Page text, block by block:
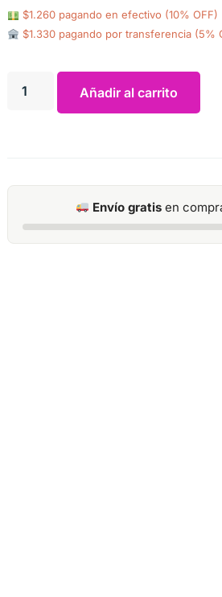
$1.260 pagando en efectivo (10% OFF)
$1.330 pagando por transferencia (5%
Añadir al carrito
Envío gratis en